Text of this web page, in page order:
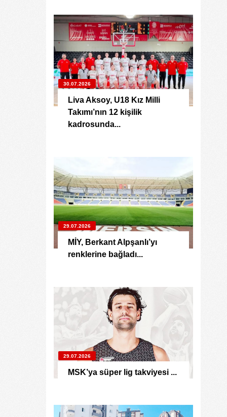
30.07.2026
Liva Aksoy, U18 Kız Milli
Takımı’nın 12 kişilik
kadrosunda...
29.07.2026
MİY, Berkant Alpşanlı’yı
renklerine bağladı...
29.07.2026
MSK’ya süper lig takviyesi ...